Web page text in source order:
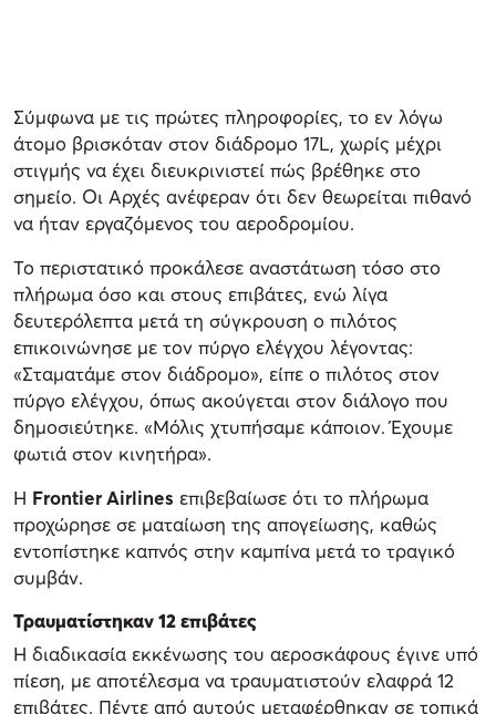
Σύμφωνα με τις πρώτες πληροφορίες, το εν λόγω
άτομο βρισκόταν στον διάδρομο 17L, χωρίς μέχρι
στιγμής να έχει διευκρινιστεί πώς βρέθηκε στο
σημείο. Οι Αρχές ανέφεραν ότι δεν θεωρείται πιθανό
να ήταν εργαζόμενος του αεροδρομίου.
Το περιστατικό προκάλεσε αναστάτωση τόσο στο
πλήρωμα όσο και στους επιβάτες, ενώ λίγα
δευτερόλεπτα μετά τη σύγκρουση ο πιλότος
επικοινώνησε με τον πύργο ελέγχου λέγοντας:
«Σταματάμε στον διάδρομο», είπε ο πιλότος στον
πύργο ελέγχου, όπως ακούγεται στον διάλογο που
δημοσιεύτηκε. «Μόλις χτυπήσαμε κάποιον. Έχουμε
φωτιά στον κινητήρα».
Η Frontier Airlines επιβεβαίωσε ότι το πλήρωμα
προχώρησε σε ματαίωση της απογείωσης, καθώς
εντοπίστηκε καπνός στην καμπίνα μετά το τραγικό
συμβάν.
Τραυματίστηκαν 12 επιβάτες
Η διαδικασία εκκένωσης του αεροσκάφους έγινε υπό
πίεση, με αποτέλεσμα να τραυματιστούν ελαφρά 12
επιβάτες. Πέντε από αυτούς μεταφέρθηκαν σε τοπικά